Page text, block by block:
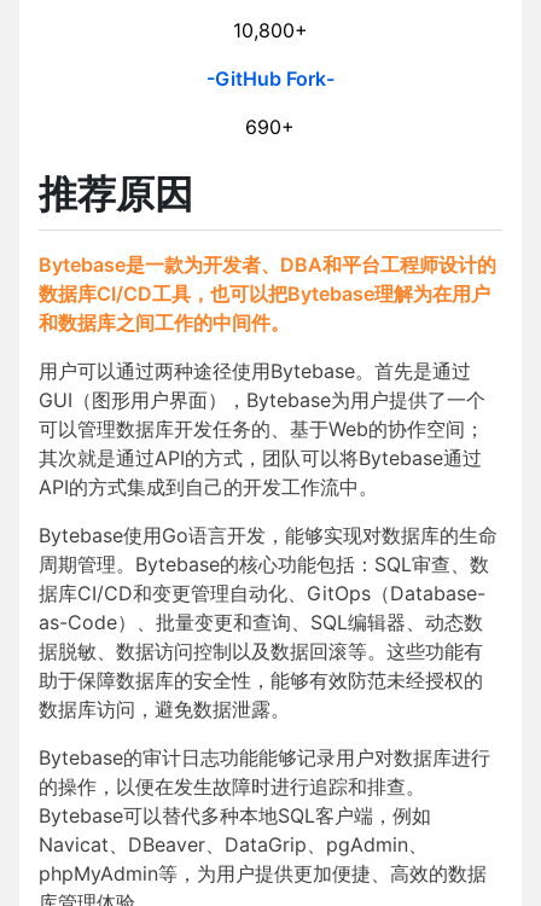
10,800+
-GitHub Fork-
690+
推荐原因
Bytebase是一款为开发者、DBA和平台工程师设计的
数据库CI/CD工具，也可以把Bytebase理解为在用户
和数据库之间工作的中间件。
用户可以通过两种途径使用Bytebase。首先是通过
GUI（图形用户界面），Bytebase为用户提供了一个
可以管理数据库开发任务的、基于Web的协作空间；
其次就是通过API的方式，团队可以将Bytebase通过
API的方式集成到自己的开发工作流中。
Bytebase使用Go语言开发，能够实现对数据库的生命
周期管理。Bytebase的核心功能包括：SQL审查、数
据库CI/CD和变更管理自动化、GitOps（Database-
as-Code）、批量变更和查询、SQL编辑器、动态数
据脱敏、数据访问控制以及数据回滚等。这些功能有
助于保障数据库的安全性，能够有效防范未经授权的
数据库访问，避免数据泄露。
Bytebase的审计日志功能能够记录用户对数据库进行
的操作，以便在发生故障时进行追踪和排查。
Bytebase可以替代多种本地SQL客户端，例如
Navicat、DBeaver、DataGrip、pgAdmin、
phpMyAdmin等，为用户提供更加便捷、高效的数据